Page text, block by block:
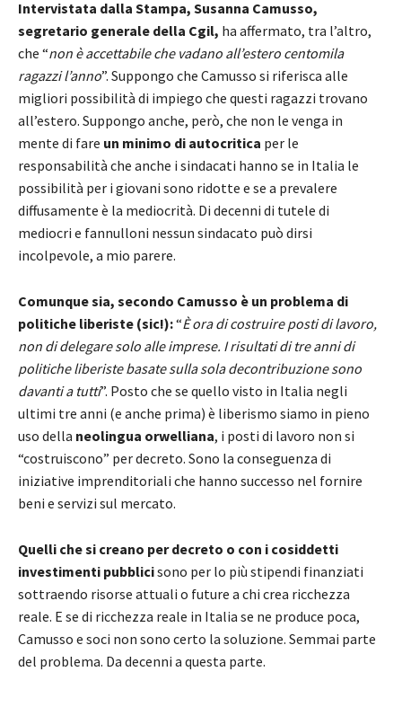
Intervistata dalla Stampa, Susanna Camusso,
segretario generale della Cgil, ha affermato, tra l’altro,
che “non è accettabile che vadano all’estero centomila
ragazzi l’anno”. Suppongo che Camusso si riferisca alle
migliori possibilità di impiego che questi ragazzi trovano
all’estero. Suppongo anche, però, che non le venga in
mente di fare un minimo di autocritica per le
responsabilità che anche i sindacati hanno se in Italia le
possibilità per i giovani sono ridotte e se a prevalere
diffusamente è la mediocrità. Di decenni di tutele di
mediocri e fannulloni nessun sindacato può dirsi
incolpevole, a mio parere.
Comunque sia, secondo Camusso è un problema di
politiche liberiste (sic!):“È ora di costruire posti di lavoro,
non di delegare solo alle imprese. I risultati di tre anni di
politiche liberiste basate sulla sola decontribuzione sono
davanti a tutti”. Posto che se quello visto in Italia negli
ultimi tre anni (e anche prima) è liberismo siamo in pieno
uso della neolingua orwelliana, i posti di lavoro non si
“costruiscono” per decreto. Sono la conseguenza di
iniziative imprenditoriali che hanno successo nel fornire
beni e servizi sul mercato.
Quelli che si creano per decreto o con i cosiddetti
investimenti pubblicisono per lo più stipendi finanziati
sottraendo risorse attuali o future a chi crea ricchezza
reale. E se di ricchezza reale in Italia se ne produce poca,
Camusso e soci non sono certo la soluzione. Semmai parte
del problema. Da decenni a questa parte.